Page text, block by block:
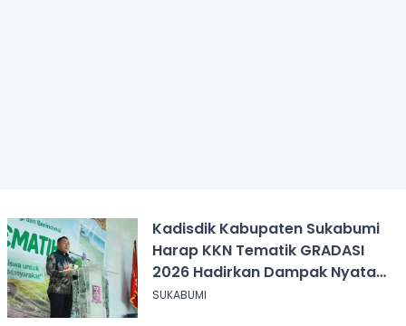
Kadisdik Kabupaten Sukabumi
Harap KKN Tematik GRADASI
2026 Hadirkan Dampak Nyata
bagi Masyarakat
SUKABUMI